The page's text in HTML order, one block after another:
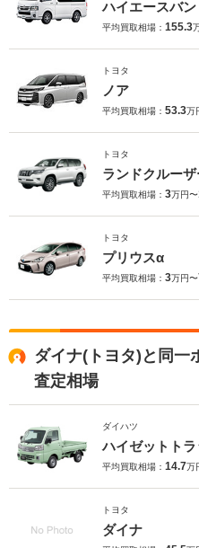
ハイエースバン
平均買取相場： 155.3
トヨタ
ノア
平均買取相場： 53.3万
トヨタ
ランドクルー
平均買取相場： 3万円〜
トヨタ
プリウスα
平均買取相場： 3万円〜
ダイナ(トヨタ)と同一
査定相場
ダイハツ
ハイゼットトラ
平均買取相場： 14.7万
トヨタ
ダイナ